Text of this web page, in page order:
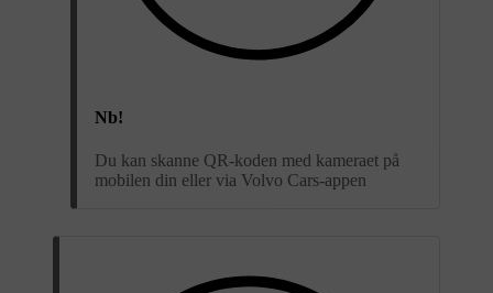
Nb!
Du kan skanne QR-koden med kameraet på
mobilen din eller via Volvo Cars-appen